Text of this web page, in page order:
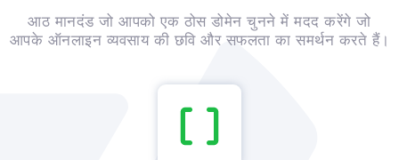
आठ मानदंड जो आपको एक ठोस डोमेन चुनने में मदद करेंगे जो
आपके ऑनलाइन व्यवसाय की छवि और सफलता का समर्थन करते हैं।